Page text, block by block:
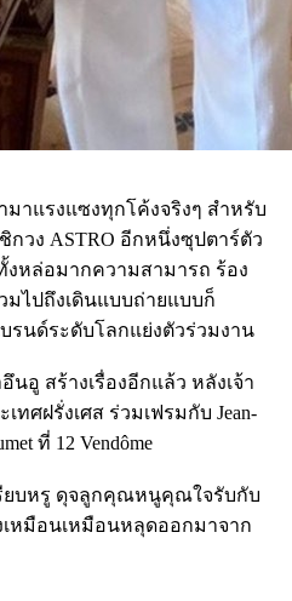
มาแรงแซงทุกโค้งจริงๆ สำหรับ
กวง ASTRO อีกหนึ่งซุปตาร์ตัว
งหล่อมากความสามารถ ร้อง
มไปถึงเดินแบบถ่ายแบบก็
รนด์ระดับโลกแย่งตัวร่วมงาน
อู สร้างเรื่องอีกแล้ว หลังเจ้า
ศฝรั่งเศส ร่วมเฟรมกับ Jean-
ที่ 12 Vendôme
ยบหรู ดุจลูกคุณหนูคุณใจรับกับ
หมือนเหมือนหลุดออกมาจาก